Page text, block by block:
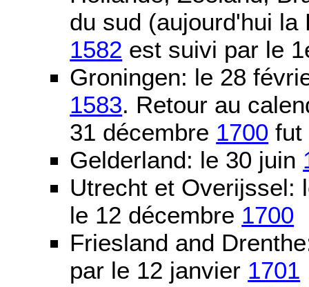
du sud (aujourd'hui la
1582 est suivi par le
Groningen: le 28
1583. Retour au
31 décembre 1700 fut
Gelderland: le 30 juin
Utrecht et Overijssel:
le 12 décembre 1700
Friesland and
par le 12 janvier 1701